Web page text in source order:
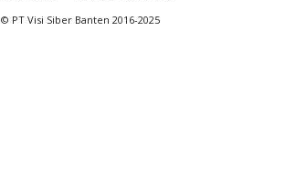
© PT Visi Siber Banten 2016-2025